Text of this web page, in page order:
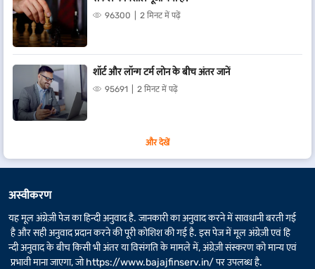
96300 2 मिनट में पढ़ें
शॉर्ट और लॉन्ग टर्म लोन के बीच अंतर जानें
95691 2 मिनट में पढ़ें
और देखें
अस्वीकरण
यह मूल अंग्रेज़ी पेज का हिन्दी अनुवाद है. जानकारी का अनुवाद करने में सावधानी बरती गई
है और सही अनुवाद प्रदान करने की पूरी कोशिश की गई है. इस पेज में मूल अंग्रेज़ी एवं हि
न्दी अनुवाद के बीच किसी भी अंतर या विसंगति के मामले में, अंग्रेज़ी संस्करण को मान्य एवं
प्रभावी माना जाएगा, जोhttps://www.bajajfinserv.in/पर उपलब्ध है.